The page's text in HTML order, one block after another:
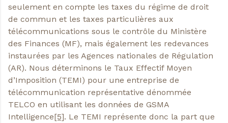
seulement en compte les taxes du régime de droit
de commun et les taxes particulières aux
télécommunications sous le contrôle du Ministère
des Finances (MF), mais également les redevances
instaurées par les Agences nationales de Régulation
(AR). Nous déterminons le Taux Effectif Moyen
d’Imposition (TEMI) pour une entreprise de
télécommunication représentative dénommée
TELCO en utilisant les données de GSMA
Intelligence[5]. Le TEMI représente donc la part que